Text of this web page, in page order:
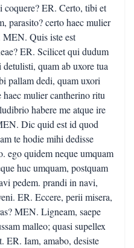
ER. Certo, tibi et
parasito? certo haec mulier
MEN. Quis iste est
ER. Scilicet qui dudum
quam ab uxore tua
pallam dedi, quam uxori
haec mulier cantherino ritu
habere me atque ire
Dic quid est id quod
te hodie mihi dedisse
ego quidem neque umquam
huc umquam, postquam
pedem. prandi in navi,
ER. Eccere, perii misera,
MEN. Ligneam, saepe
malleo; quasi supellex
ER. Iam, amabo, desiste